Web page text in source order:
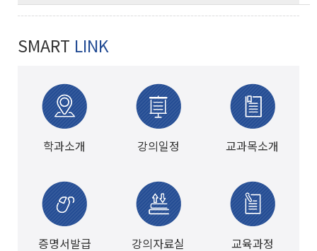
SMART LINK
학과소개 강의일정 교과목소개
증명서발급 강의자료실 교육과정